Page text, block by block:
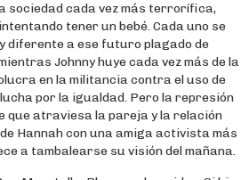
sociedad cada vez más terrorífica,
tener un bebé. Cada uno se
diferente a ese futuro plagado de
Johnny huye cada vez más de la
en la militancia contra el uso de
por la igualdad. Pero la represión
que atraviesa la pareja y la relación
Hannah con una amiga activista más
a tambalearse su visión del mañana.